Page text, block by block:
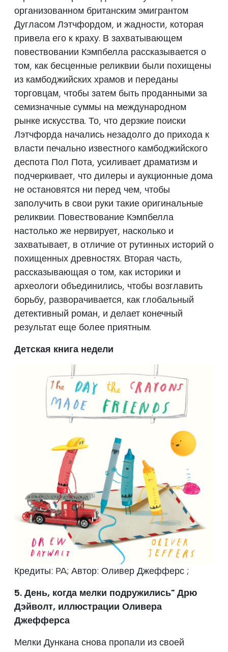
организованном британским эмигрантом
Дугласом Лэтчфордом, и жадности, которая
привела его к краху. В захватывающем
повествовании Кэмпбелла рассказывается о
том, как бесценные реликвии были похищены
из камбоджийских храмов и переданы
торговцам, чтобы затем быть проданными за
семизначные суммы на международном
рынке искусства. То, что дерзкие поиски
Лэтчфорда начались незадолго до прихода к
власти печально известного камбоджийского
деспота Пол Пота, усиливает драматизм и
подчеркивает, что дилеры и аукционные дома
не остановятся ни перед чем, чтобы
заполучить в свои руки такие оригинальные
реликвии. Повествование Кэмпбелла
настолько же нервирует, насколько и
захватывает, в отличие от рутинных историй о
похищенных древностях. Вторая часть,
рассказывающая о том, как историки и
археологи объединились, чтобы возглавить
борьбу, разворачивается, как глобальный
детективный роман, и делает конечный
результат еще более приятным.
Детская книга недели
Кредиты: PA; Автор: Оливер Джефферс ;
5. День, когда мелки подружились" Дрю
Дэйволт, иллюстрации Оливера
Джефферса
Мелки Дункана снова пропали из своей